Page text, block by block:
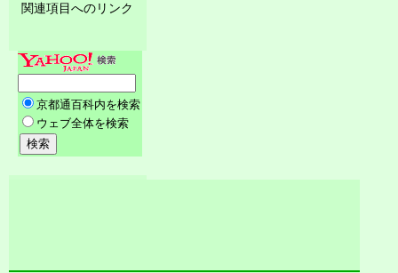
関連項目へのリンク